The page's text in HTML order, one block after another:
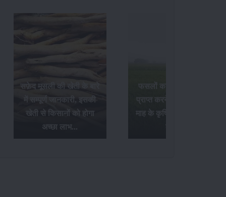
सफ़ेद मूसली की खेती के बारे
में सम्पूर्ण जानकारी, इसकी
खेती से किसानों को होगा
अच्छा लाभ...
फसलों का अधिक उत्पादन
प्राप्त करने के लिए अक्टूबर
माह के कृषि संबंधी आवश्यक
कार्य...